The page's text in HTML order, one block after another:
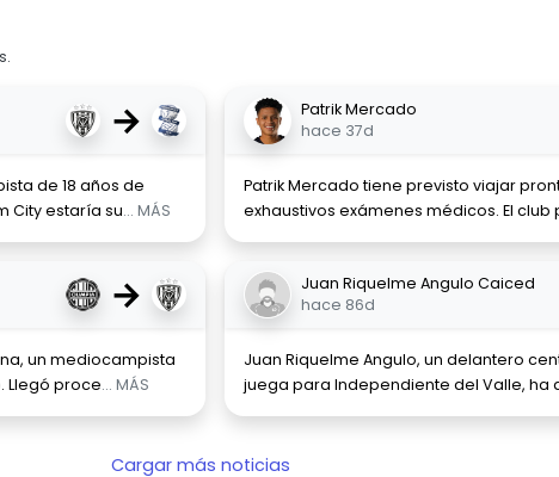
→
de 18 años de
City estaría su... MÁS
Patrik Mercado
hace 37d
Patrik Mercado tiene previsto viajar
exhaustivos exámenes médicos. El
→
un mediocampista
Llegó proce... MÁS
Juan Riquelme Angulo Caiced
hace 86d
Juan Riquelme Angulo, un delantero
juega para Independiente del Valle, ha
Cargar más noticias